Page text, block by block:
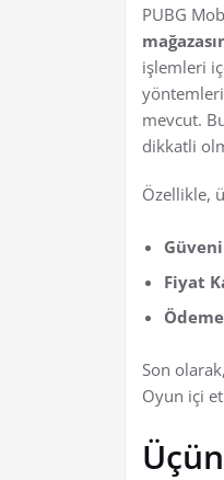
PUBG
işlemleri
yöntemleri
mevcut.
dikkatli
Özellikle,
Fiyat
Son olarak,
Oyun içi